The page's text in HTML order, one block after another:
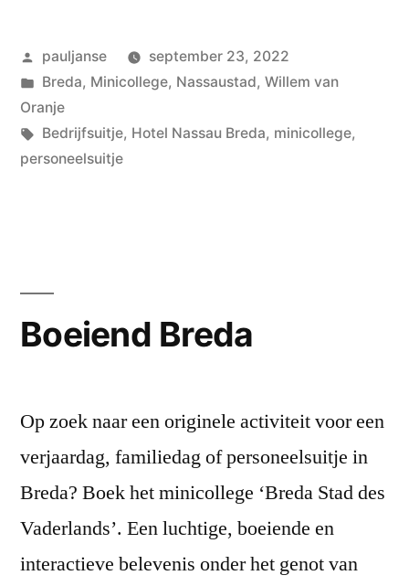
Geplaatst
door
pauljanse
september 23, 2022
Geplaatst
in
Breda, Minicollege, Nassaustad, Willem van
Oranje
Tags:
Bedrijfsuitje, Hotel Nassau Breda, minicollege,
personeelsuitje
Boeiend Breda
Op zoek naar een originele activiteit voor een
verjaardag, familiedag of personeelsuitje in
Breda? Boek het minicollege ‘Breda Stad des
Vaderlands’. Een luchtige, boeiende en
interactieve belevenis onder het genot van